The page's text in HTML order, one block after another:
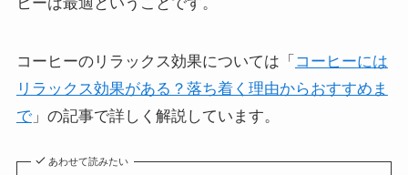
コーヒーのリラックス効果については「 コーヒーには
リラックス効果がある？落ち着く理由からおすすめま
で」の記事で詳しく解説しています。
あわせて読みたい